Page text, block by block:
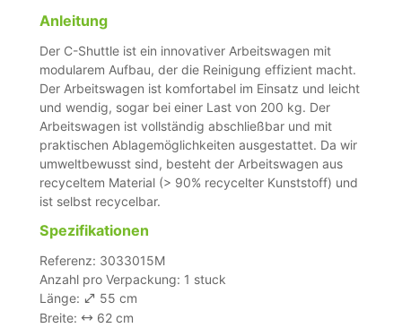
Anleitung
Der C-Shuttle ist ein innovativer Arbeitswagen mit
modularem Aufbau, der die Reinigung effizient macht.
Der Arbeitswagen ist komfortabel im Einsatz und leicht
und wendig, sogar bei einer Last von 200 kg. Der
Arbeitswagen ist vollständig abschließbar und mit
praktischen Ablagemöglichkeiten ausgestattet. Da wir
umweltbewusst sind, besteht der Arbeitswagen aus
recyceltem Material (> 90% recycelter Kunststoff) und
ist selbst recycelbar.
Spezifikationen
Referenz: 3033015M
Anzahl pro Verpackung: 1 stuck
Länge:
55 cm
Breite:
62 cm